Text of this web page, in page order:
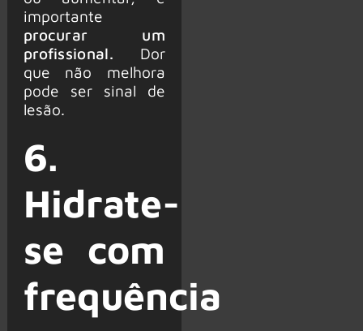
importante
procurar um
profissional. Dor
que não melhora
pode ser sinal de
lesão.
6.
Hidrate-
se com
frequência